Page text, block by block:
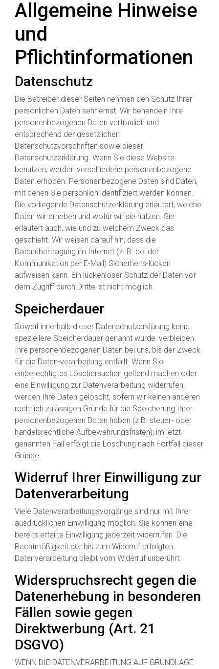
Allgemeine Hinweise
und
Pflichtinformationen
Datenschutz
Die Betreiber dieser Seiten nehmen den Schutz Ihrer
persönlichen Daten sehr ernst. Wir behandeln Ihre
personenbezogenen Daten vertraulich und
entsprechend der gesetzlichen
Datenschutzvorschriften sowie dieser
Datenschutzerklärung. Wenn Sie diese Website
benutzen, werden verschiedene personenbezogene
Daten erhoben. Personenbezogene Daten sind Daten,
mit denen Sie persönlich identifiziert werden können.
Die vorliegende Datenschutzerklärung erläutert, welche
Daten wir erheben und wofür wir sie nutzen. Sie
erläutert auch, wie und zu welchem Zweck das
geschieht. Wir weisen darauf hin, dass die
Datenübertragung im Internet (z. B. bei der
Kommunikation per E-Mail) Sicherheits-lücken
aufweisen kann. Ein lückenloser Schutz der Daten vor
dem Zugriff durch Dritte ist nicht möglich.
Speicherdauer
Soweit innerhalb dieser Datenschutzerklärung keine
speziellere Speicherdauer genannt wurde, verbleiben
Ihre personenbezogenen Daten bei uns, bis der Zweck
für die Daten-verarbeitung entfällt. Wenn Sie
einberechtigtes Löschersuchen geltend machen oder
eine Einwilligung zur Datenverarbeitung widerrufen,
werden Ihre Daten gelöscht, sofern wir keinen anderen
rechtlich zulässigen Gründe für die Speicherung Ihrer
personenbezogenen Daten haben (z.B. steuer- oder
handelsrechtliche Aufbewahrungsfristen); im letzt-
genannten Fall erfolgt die Löschung nach Fortfall dieser
Gründe.
Widerruf Ihrer Einwilligung zur
Datenverarbeitung
Viele Datenverarbeitungsvorgänge sind nur mit Ihrer
ausdrücklichen Einwilligung möglich. Sie können eine
bereits erteilte Einwilligung jederzeit widerrufen. Die
Rechtmäßigkeit der bis zum Widerruf erfolgten
Datenverarbeitung bleibt vom Widerruf unberührt.
Widerspruchsrecht gegen die
Datenerhebung in besonderen
Fällen sowie gegen
Direktwerbung (Art. 21
DSGVO)
WENN DIE DATENVERARBEITUNG AUF GRUNDLAGE